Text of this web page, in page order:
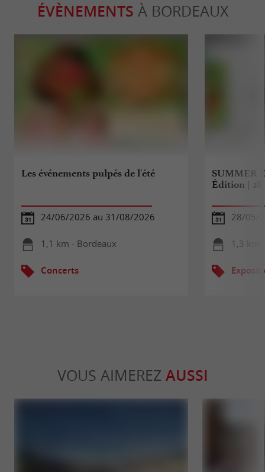
ÉVÈNEMENTS À BORDEAUX
Les événements pulpés de l'été
24/06/2026 au 31/08/2026
1,1 km - Bordeaux
Concerts
SUMMER
Édition | 28
28/05/
1,3 km
VOUS AIMEREZ AUSSI